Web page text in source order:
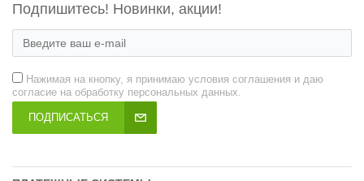
Подпишитесь! Новинки, акции!
Нажимая на кнопку, я принимаю условия соглашения и даю
согласие на обработку персональных данных.
ПОДПИСАТЬСЯ